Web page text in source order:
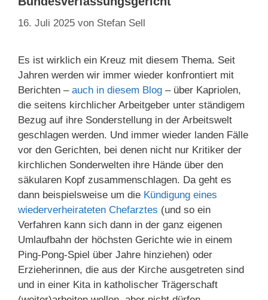
16. Juli 2025 von Stefan Sell
Es ist wirklich ein Kreuz mit diesem Thema. Seit
Jahren werden wir immer wieder konfrontiert mit
Berichten – auch in diesem Blog – über Kapriolen,
die seitens kirchlicher Arbeitgeber unter ständigem
Bezug auf ihre Sonderstellung in der Arbeitswelt
geschlagen werden. Und immer wieder landen Fälle
vor den Gerichten, bei denen nicht nur Kritiker der
kirchlichen Sonderwelten ihre Hände über den
säkularen Kopf zusammenschlagen. Da geht es
dann beispielsweise um die Kündigung eines
wiederverheirateten Chefarztes (und so ein
Verfahren kann sich dann in der ganz eigenen
Umlaufbahn der höchsten Gerichte wie in einem
Ping-Pong-Spiel über Jahre hinziehen) oder
Erzieherinnen, die aus der Kirche ausgetreten sind
und in einer Kita in katholischer Trägerschaft